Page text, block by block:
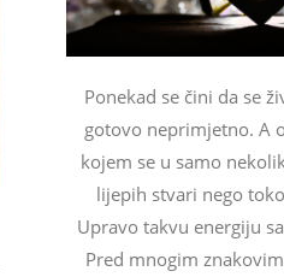
Ponekad se čini da se
gotovo neprimjetno. A
kojem se u samo
lijepih stvari nego
Upravo takvu energiju
Pred mnogim